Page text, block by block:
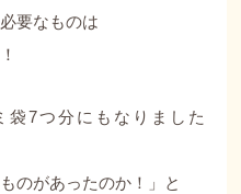
要なものは
袋7つ分にもなりました
のがあったのか！」と